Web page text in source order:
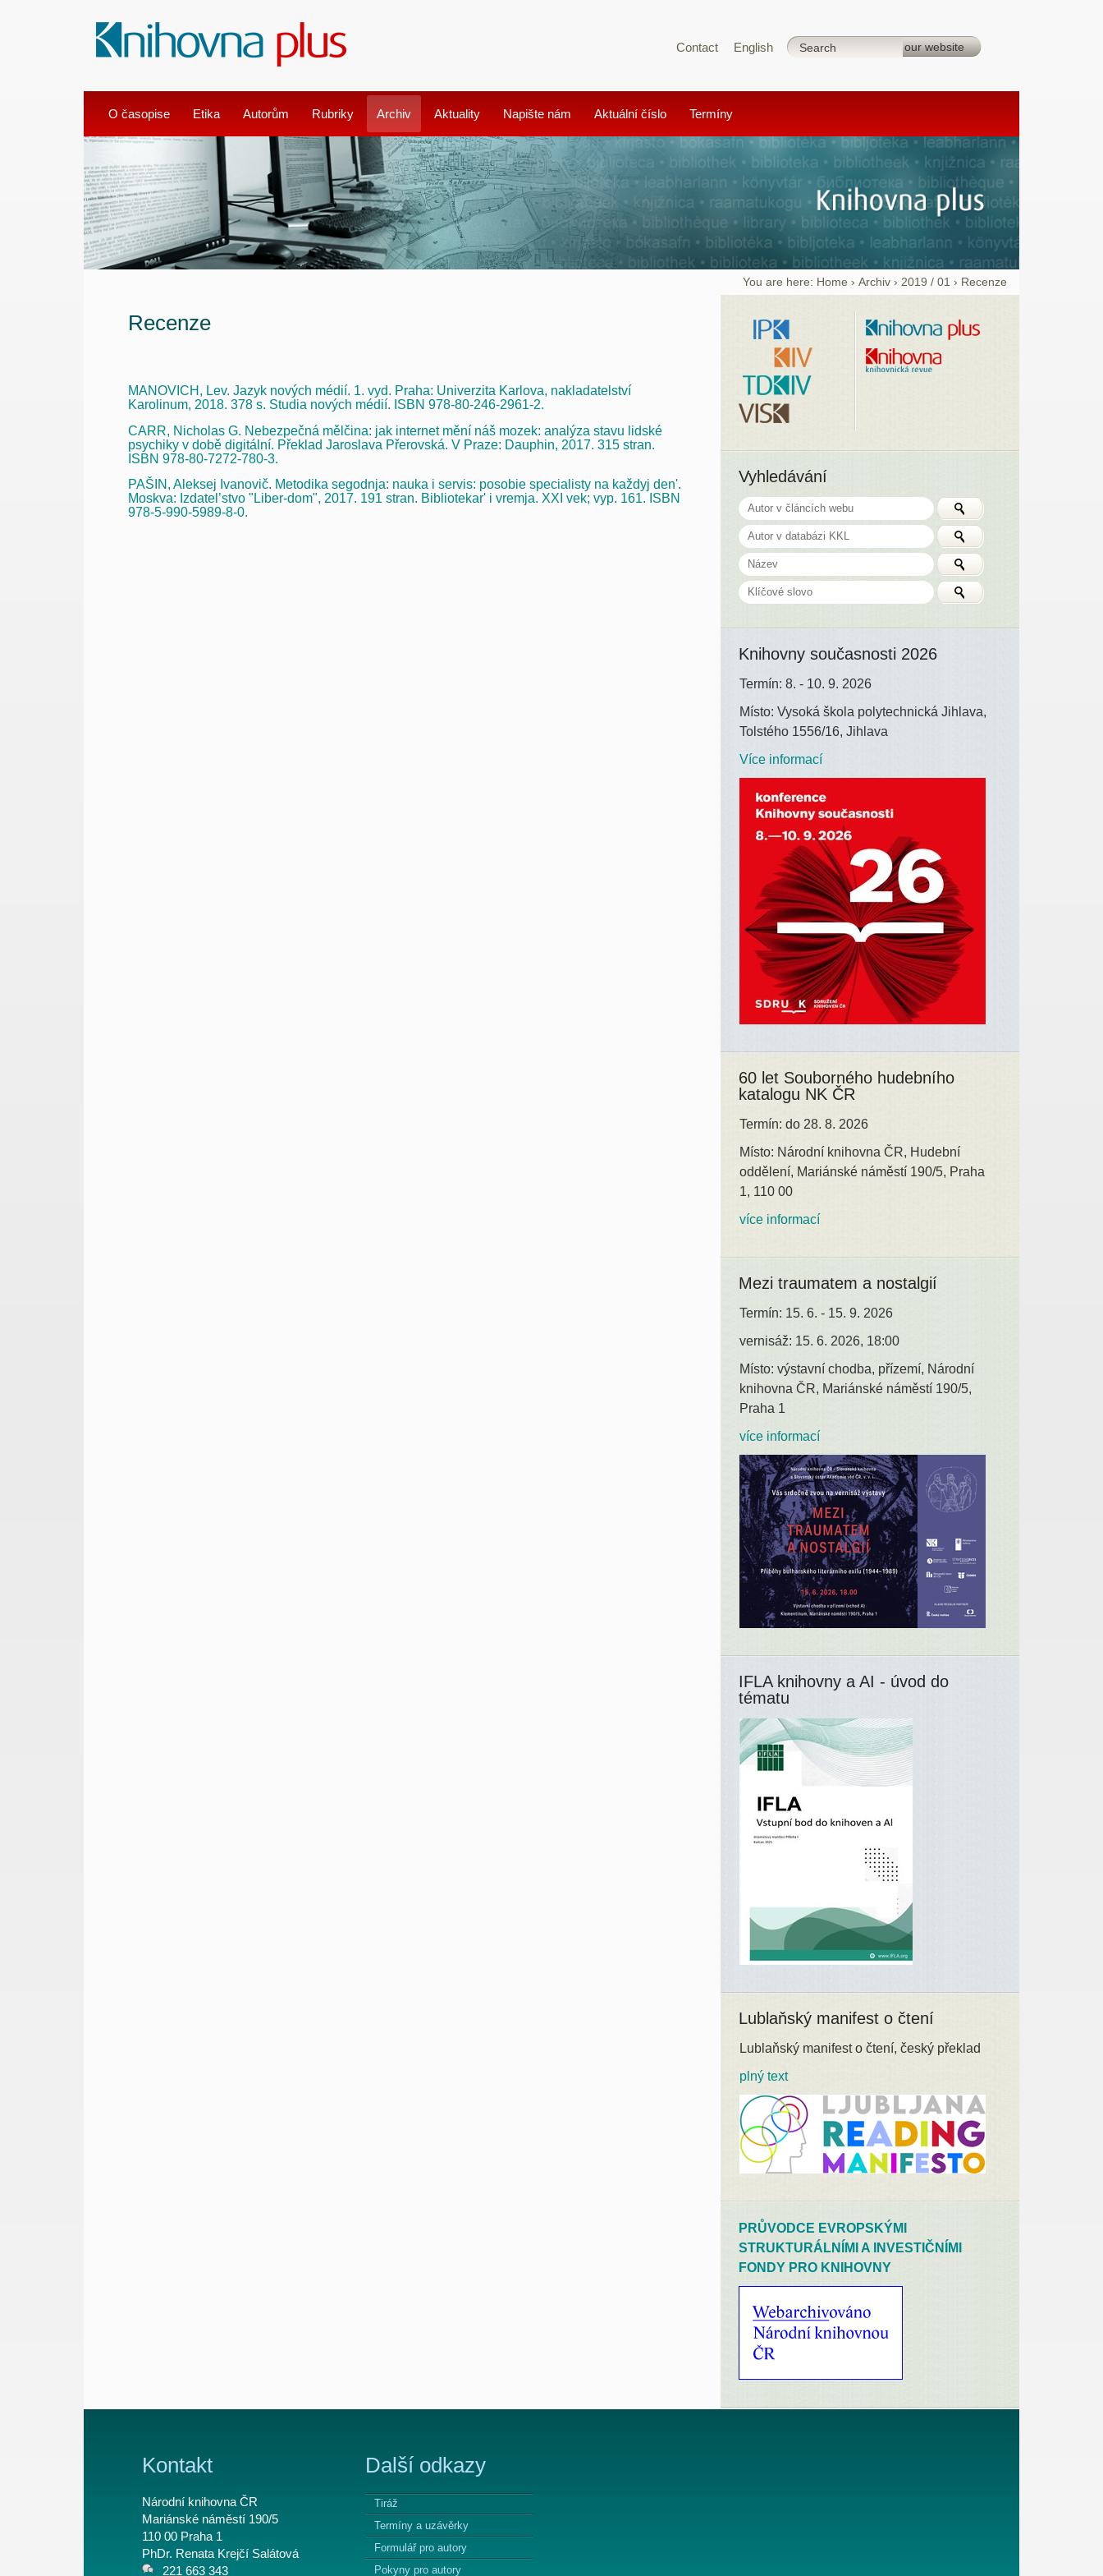
Contact English
O časopise Etika Autorům Rubriky Archiv Aktuality Napište nám Aktuální číslo Termíny
You are here: Home ›Archiv › 2019 / 01 › Recenze
Recenze
MANOVICH, Lev. Jazyk nových médií. 1. vyd. Praha: Univerzita Karlova, nakladatelství
Karolinum, 2018. 378 s. Studia nových médií. ISBN 978-80-246-2961-2.
CARR, Nicholas G. Nebezpečná mělčina: jak internet mění náš mozek: analýza stavu lidské
psychiky v době digitální. Překlad Jaroslava Přerovská. V Praze: Dauphin, 2017. 315 stran.
ISBN 978-80-7272-780-3.
PAŠIN, Aleksej Ivanovič. Metodika segodnja: nauka i servis: posobie specialisty na každyj den'.
Moskva: Izdatel’stvo "Liber-dom", 2017. 191 stran. Bibliotekar' i vremja. XXI vek; vyp. 161. ISBN
978-5-990-5989-8-0.
Vyhledávání
Knihovny současnosti 2026
Termín: 8. - 10. 9. 2026
Místo: Vysoká škola polytechnická Jihlava,
Tolstého 1556/16, Jihlava
Více informací
60 let Souborného hudebního
katalogu NK ČR
Termín: do 28. 8. 2026
Místo: Národní knihovna ČR, Hudební
oddělení, Mariánské náměstí 190/5, Praha
1, 110 00
více informací
Mezi traumatem a nostalgií
Termín: 15. 6. - 15. 9. 2026
vernisáž: 15. 6. 2026, 18:00
Místo: výstavní chodba, přízemí, Národní
knihovna ČR, Mariánské náměstí 190/5,
Praha 1
více informací
IFLA knihovny a AI - úvod do
tématu
Lublaňský manifest o čtení
Lublaňský manifest o čtení, český překlad
plný text
PRŮVODCE EVROPSKÝMI
STRUKTURÁLNÍMI A INVESTIČNÍMI
FONDY PRO KNIHOVNY
Kontakt
Národní knihovna ČR
Mariánské náměstí 190/5
110 00 Praha 1
PhDr. Renata Krejčí Salátová
221 663 343
Další odkazy
Tiráž
Termíny a uzávěrky
Formulář pro autory
Pokyny pro autory